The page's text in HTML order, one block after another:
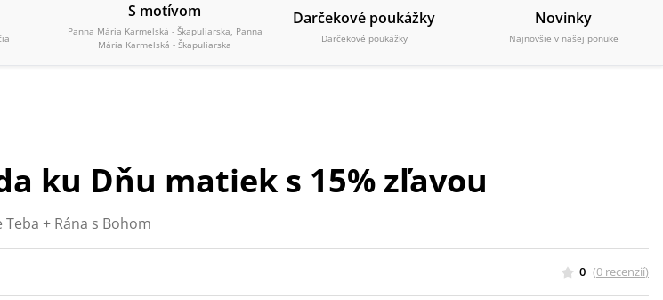
S motívom
Panna Mária Karmelská - Škapuliarska, Panna
Mária Karmelská - Škapuliarska
Darčekové poukážky
Darčekové poukážky
Novinky
Najnovšie v našej ponuke
ku Dňu matiek s 15% zľavou
Teba + Rána s Bohom
0 (0 recenzií)